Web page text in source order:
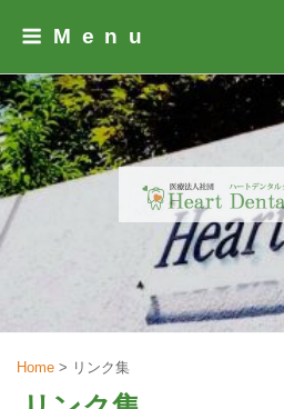
Menu
Home > リンク集